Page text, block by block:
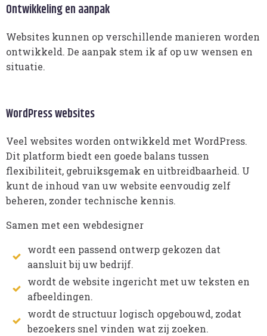
Ontwikkeling en aanpak
Websites kunnen op verschillende manieren worden
ontwikkeld. De aanpak stem ik af op uw wensen en
situatie.
WordPress websites
Veel websites worden ontwikkeld met WordPress.
Dit platform biedt een goede balans tussen
flexibiliteit, gebruiksgemak en uitbreidbaarheid. U
kunt de inhoud van uw website eenvoudig zelf
beheren, zonder technische kennis.
Samen met een webdesigner
wordt een passend ontwerp gekozen dat
aansluit bij uw bedrijf.
wordt de website ingericht met uw teksten en
afbeeldingen.
wordt de structuur logisch opgebouwd, zodat
bezoekers snel vinden wat zij zoeken.